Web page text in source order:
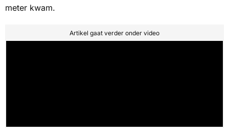
meter kwam.
Artikel gaat verder onder video